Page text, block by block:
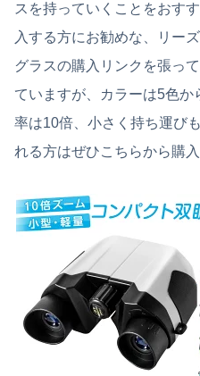
スを持っていくことをおす
入する方にお勧めな、リー
グラスの購入リンクを張っ
ていますが、カラーは5色
率は10倍、小さく持ち運び
れる方はぜひこちらから購